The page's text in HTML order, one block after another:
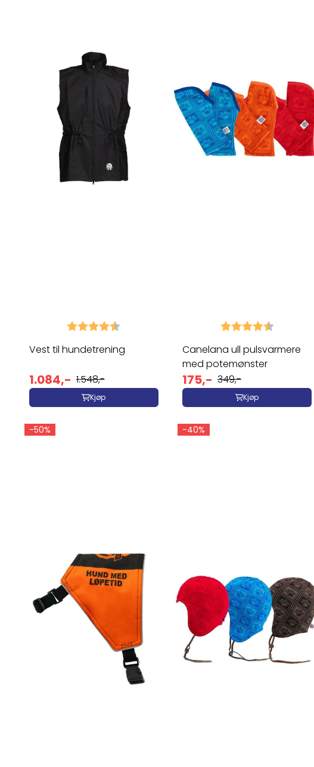
Karakter:
Vest til hundetrening
1.084,- 1.548,-
Kjøp
Karakter: 4.8 av 5
Canelana ull pulsvarmere
med potemønster
175,- 349,-
Kjøp
-50% -40%